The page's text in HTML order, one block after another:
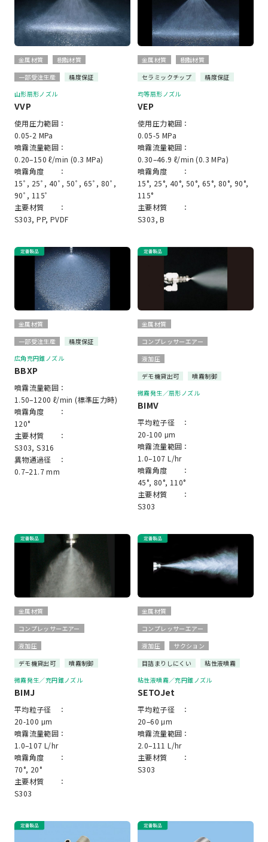
金属材質
樹脂材質
一部受注生産
精度保証
山形扇形ノズル
VVP
使用圧力範囲：
0.05-2 MPa
噴霧流量範囲：
0.20–150 ℓ/min (0.3 MPa)
噴霧角度 ：
15ﾟ, 25ﾟ, 40ﾟ, 50ﾟ, 65ﾟ, 80ﾟ,
90ﾟ, 115ﾟ
主要材質 ：
S303, PP, PVDF
金属材質
樹脂材質
セラミックチップ
精度保証
均等扇形ノズル
VEP
使用圧力範囲：
0.05-5 MPa
噴霧流量範囲：
0.30–46.9 ℓ/min (0.3 MPa)
噴霧角度 ：
15°, 25°, 40°, 50°, 65°, 80°, 90°,
115°
主要材質 ：
S303, B
金属材質
一部受注生産
精度保証
広角充円錐ノズル
BBXP
噴霧流量範囲：
1.50–1200 ℓ/min (標準圧力時)
噴霧角度 ：
120°
主要材質 ：
S303, S316
異物通過径 ：
0.7–21.7 mm
金属材質
コンプレッサーエアー
液加圧
デモ機貸出可
噴霧制御
微霧発生／扇形ノズル
BIMV
平均粒子径 ：
20-100 μm
噴霧流量範囲：
1.0–107 L/hr
噴霧角度 ：
45°, 80°, 110°
主要材質 ：
S303
金属材質
コンプレッサーエアー
液加圧
デモ機貸出可
噴霧制御
微霧発生／充円錐ノズル
BIMJ
平均粒子径 ：
20-100 μm
噴霧流量範囲：
1.0–107 L/hr
噴霧角度 ：
70°, 20°
主要材質 ：
S303
金属材質
コンプレッサーエアー
液加圧
サクション
目詰まりしにくい
粘性液噴霧
粘性液噴霧／充円錐ノズル
SETOJet
平均粒子径 ：
20–60 μm
噴霧流量範囲：
2.0–111 L/hr
主要材質 ：
S303